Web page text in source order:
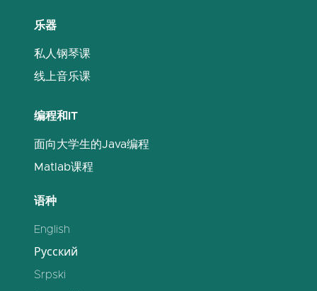
乐器
私人钢琴课
线上音乐课
编程和IT
面向大学生的Java编程
Matlab课程
语种
English
Русский
Srpski